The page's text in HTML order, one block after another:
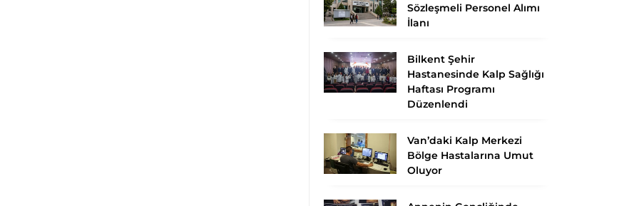
Sözleşmeli Personel Alımı
İlanı
Bilkent Şehir
Hastanesinde Kalp Sağlığı
Haftası Programı
Düzenlendi
Van’daki Kalp Merkezi
Bölge Hastalarına Umut
Oluyor